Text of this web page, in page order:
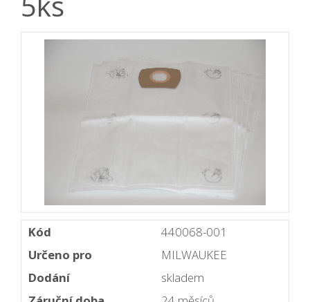
Kód
440068-001
Určeno pro
MILWAUKEE
Dodání
skladem